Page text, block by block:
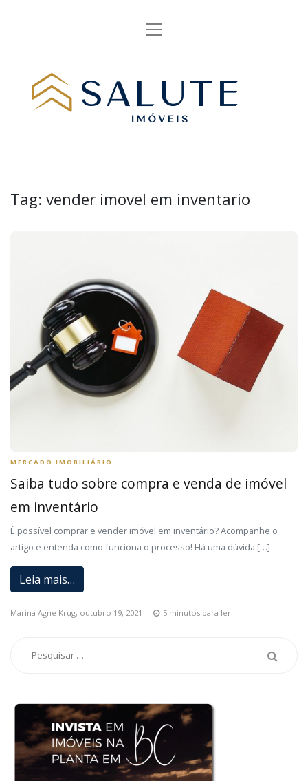
Tag: vender imovel em inventario
MERCADO IMOBILIÁRIO
Saiba tudo sobre compra e venda de imóvel
em inventário
É possível comprar e vender imóvel em inventário? Acompanhe o
artigo e entenda como funciona o processo! Há uma dúvida […]
Leia mais…
Marina Agne Krug, outubro 19, 2021 5 minutos para ler